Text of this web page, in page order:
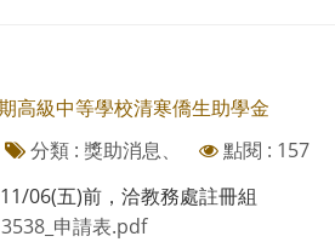
高級中等學校清寒僑生助學金
分類 : 獎助消息、
點閱 : 157
06(五)前，洽教務處註冊組
申請表.pdf